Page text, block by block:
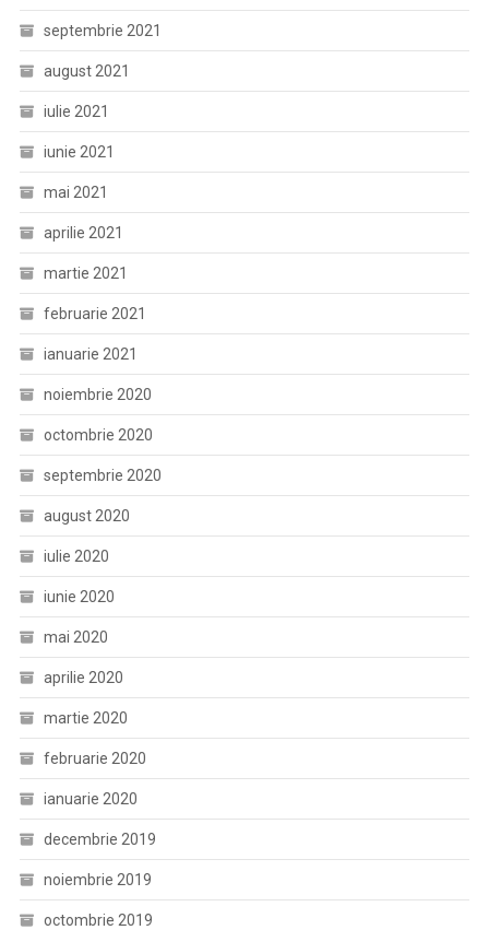
septembrie 2021
august 2021
iulie 2021
iunie 2021
mai 2021
aprilie 2021
martie 2021
februarie 2021
ianuarie 2021
noiembrie 2020
octombrie 2020
septembrie 2020
august 2020
iulie 2020
iunie 2020
mai 2020
aprilie 2020
martie 2020
februarie 2020
ianuarie 2020
decembrie 2019
noiembrie 2019
octombrie 2019